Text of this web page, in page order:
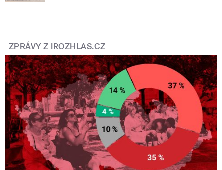
ZPRÁVY Z IROZHLAS.CZ